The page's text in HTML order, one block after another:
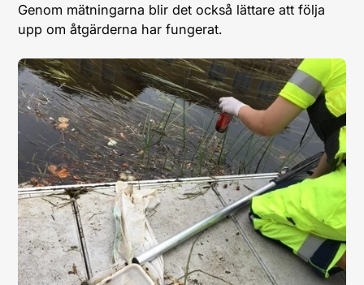
Kommun
Företag
Ge en gåva
Webshop
Genom mätningarna blir det också lättare att följa
upp om åtgärderna har fungerat.